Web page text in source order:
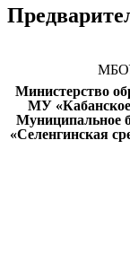
Министерство
МУ «Кабанское
Муниципальное
«Селенгинская